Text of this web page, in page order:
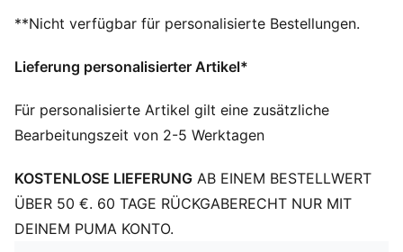
**Nicht verfügbar für personalisierte Bestellungen.
Lieferung personalisierter Artikel*
Für personalisierte Artikel gilt eine zusätzliche
Bearbeitungszeit von 2-5 Werktagen
KOSTENLOSE LIEFERUNG AB EINEM BESTELLWERT
ÜBER 50 €. 60 TAGE RÜCKGABERECHT NUR MIT
DEINEM PUMA KONTO.